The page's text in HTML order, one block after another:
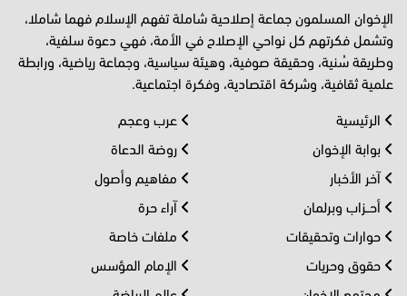
الإخوان المسلمون جماعة إصلاحية شاملة تفهم الإسلام فهما شاملا،
وتشمل فكرتهم كل نواحي الإصلاح في الأمة، فهي دعوة سلفية،
وطريقة سُنية، وحقيقة صوفية، وهيئة سياسية، وجماعة رياضية، ورابطة
علمية ثقافية، وشركة اقتصادية، وفكرة اجتماعية.
الرئيسية
بوابة الإخوان
آخر الأخبار
أحــزاب وبرلمان
حوارات وتحقيقات
حقوق وحريات
عرب وعجم
روضة الدعاة
مفاهيم وأصول
آراء حرة
ملفات خاصة
الإمام المؤسس